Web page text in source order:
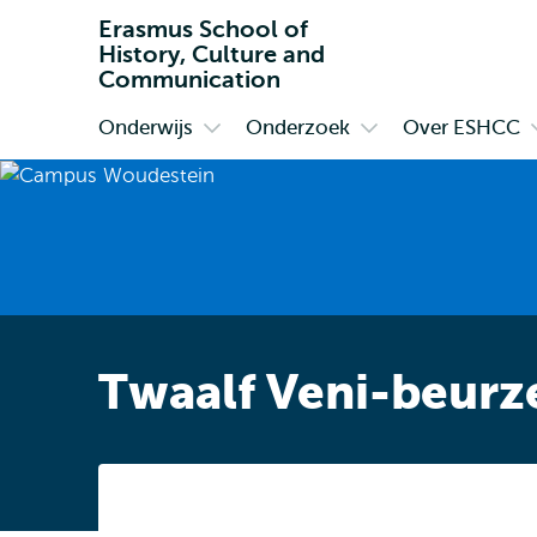
Erasmus School of
History, Culture and
Communication
Primair
Onderwijs
submenu
Onderzoek Over ESHCC
Twaalf Veni-